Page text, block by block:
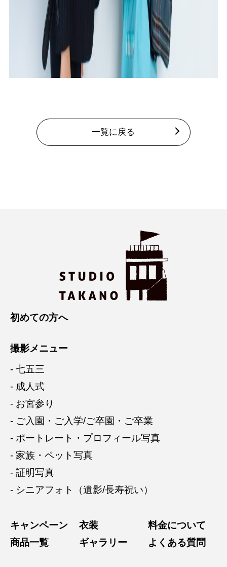
一覧に戻る
初めての方へ
撮影メニュー
- 七五三
- 成人式
- お宮参り
- ご入園・ご入学/ご卒園・ご卒業
- ポートレート・プロフィール写真
- 家族・ペット写真
- 証明写真
- シニアフォト（遺影/長寿祝い）
キャンペーン 衣装
料金について
商品一覧
ギャラリー よくある質問